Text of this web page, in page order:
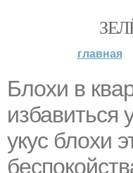
главная
Блохи в
избавиться
укус блохи